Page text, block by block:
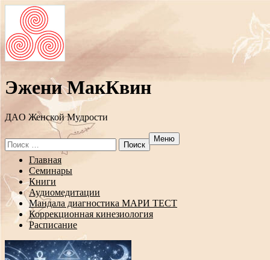
Эжени МакКвин
ДAO Женской Мудрости
Search
for:
Меню
Перейти
содержанию
Главная
Семинары
Книги
Аудиомедитации
Мандала диагностика МАРИ ТЕСТ
Коррекционная кинезиология
Расписание